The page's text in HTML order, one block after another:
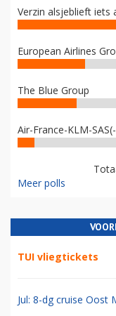
Verzin alsjeblieft iets
European Airlines
The Blue Group
Air-France-KLM-
Meer polls
TUI vliegtickets
Jul: 8-dg cruise Oost